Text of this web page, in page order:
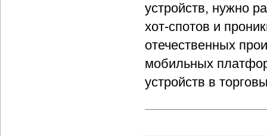
устройств, нужно
хот-спотов и
отечественных
мобильных
устройств в